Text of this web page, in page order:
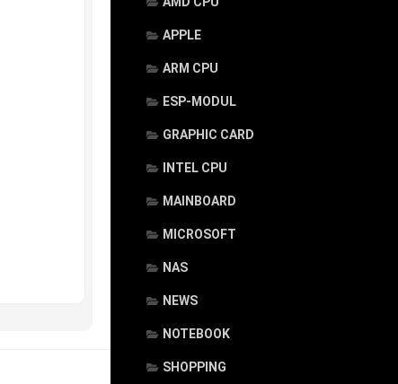
APPLE
ARM CPU
ESP-MODUL
GRAPHIC CARD
INTEL CPU
MAINBOARD
MICROSOFT
NAS
NEWS
NOTEBOOK
SHOPPING